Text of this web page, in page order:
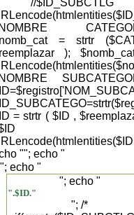
= strtr
);
= strtr ( $ID ,
$ID
"
"; echo "
"; echo "
".$ID."
"; /*
"; echo "